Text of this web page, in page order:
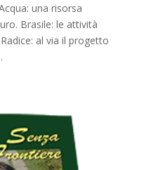
una risorsa
Brasile: le attività
al via il progetto